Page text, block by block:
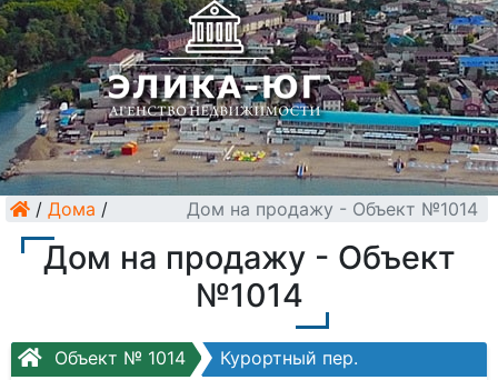
/ Дома / Дом на продажу - Объект №1014
Дом на продажу - Объект
№1014
Объект № 1014 Курортный пер.